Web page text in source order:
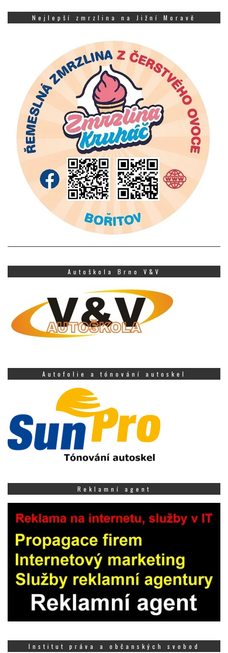
Nejlepší zmrzlina na Jižní Moravě
Autoškola Brno V&V
Autofolie a tónování autoskel
Reklamní agent
Institut práva a občanských svobod